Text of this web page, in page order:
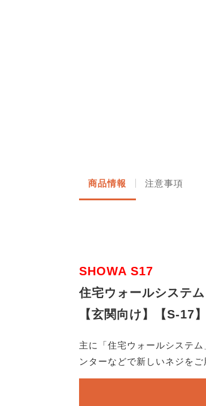
商品情報 注意事項
SHOWA S17
住宅ウォールシステ
【玄関向け】【S-17
主に「住宅ウォールシステ
ンターなどで新しいネジを